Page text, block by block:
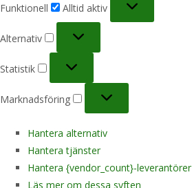
Funktionell
Alltid aktiv
Alternativ
Statistik
Marknadsföring
Hantera alternativ
Hantera tjänster
Hantera {vendor_count}-leverantörer
Läs mer om dessa syften